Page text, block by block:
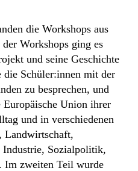
die Workshops aus
Workshops ging es
und seine Geschichte
Schüler:innen mit der
zu besprechen, und
Union ihrer
und in verschiedenen
Landwirtschaft,
Sozialpolitik,
Im zweiten Teil wurde